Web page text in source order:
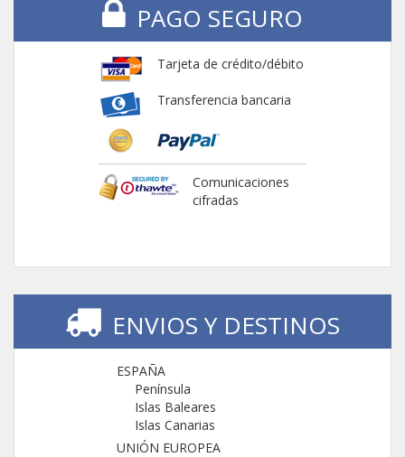
PAGO SEGURO
Tarjeta de crédito/débito
Transferencia bancaria
Comunicaciones
cifradas
ENVIOS Y DESTINOS
ESPAÑA
Península
Islas Baleares
Islas Canarias
UNIÓN EUROPEA